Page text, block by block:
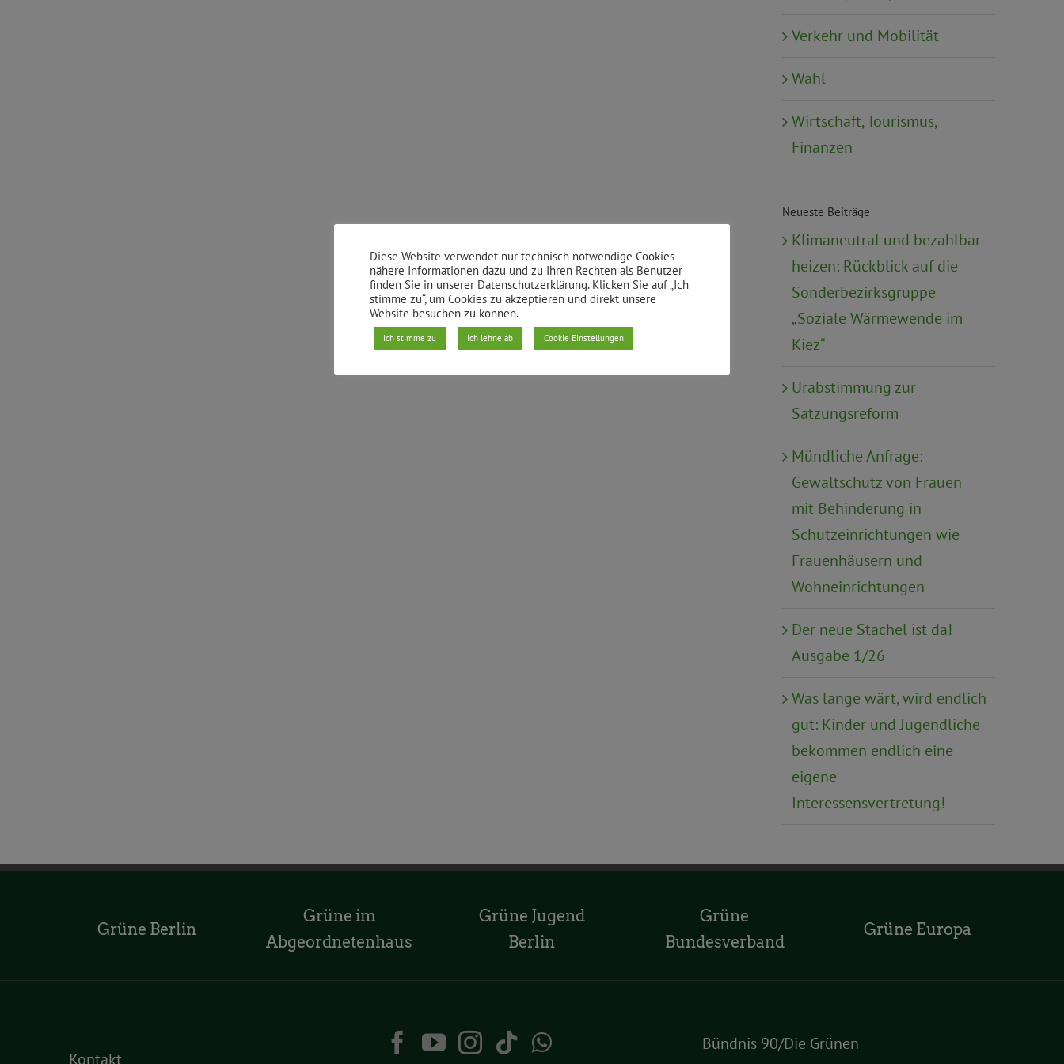
Verkehr und Mobilität
Wahl
Wirtschaft, Tourismus,
Finanzen
Neueste Beiträge
Klimaneutral und bezahlbar
heizen: Rückblick auf die
Sonderbezirksgruppe
„Soziale Wärmewende im
Kiez“
Urabstimmung zur
Satzungsreform
Mündliche Anfrage:
Gewaltschutz von Frauen
mit Behinderung in
Schutzeinrichtungen wie
Frauenhäusern und
Wohneinrichtungen
Der neue Stachel ist da!
Ausgabe 1/26
Was lange wärt, wird endlich
gut: Kinder und Jugendliche
bekommen endlich eine
eigene
Interessensvertretung!
Grüne Berlin
Grüne im
Abgeordnetenhaus
Grüne Jugend
Berlin
Grüne
Bundesverband
Grüne Europa
Kontakt
Bündnis 90/Die Grünen
Diese Website verwendet nur technisch notwendige Cookies –
nähere Informationen dazu und zu Ihren Rechten als Benutzer
finden Sie in unserer Datenschutzerklärung. Klicken Sie auf „Ich
stimme zu“, um Cookies zu akzeptieren und direkt unsere
Website besuchen zu können.
Ich stimme zu Ich lehne ab Cookie Einstellungen